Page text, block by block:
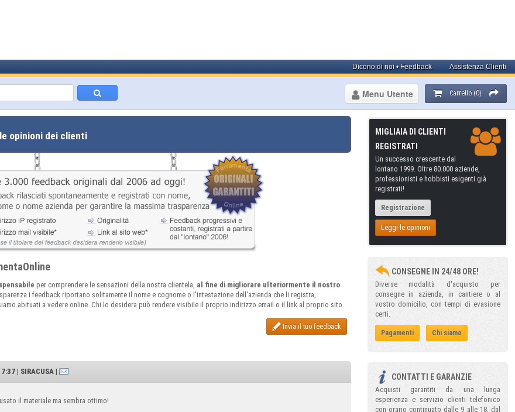
Assistenza Clienti
Dicono di noi • Feedback
Carrello (0)
Menu Utente
le opinioni dei clienti
per comprendere le sensazioni della nostra clientela, al fine di migliorare ulteriormente il nostro
i feedback riportano solitamente il nome e cognome o l'intestazione dell'azienda che li registra,
abituati a vedere online. Chi lo desidera può rendere visibile il proprio indirizzo email o il link al proprio sito
Invia il tuo feedback
| SIRACUSA |
il materiale ma sembra ottimo!
MIGLIAIA DI CLIENTI
REGISTRATI
Un successo crescente dal
lontano 1999. Oltre 80.000 aziende,
professionisti e hobbisti esigenti già
registrati!
Registrazione
Leggi le opinioni
CONSEGNE IN 24/48 ORE!
Diverse modalità d'acquisto per
consegne in azienda, in cantiere o al
vostro domicilio, con tempi di evasione
certi.
Pagamenti Chi siamo
CONTATTI E GARANZIE
Acquisti garantiti da una lunga
esperienza e servizio clienti telefonico
con orario continuato dalle 9 alle 18, dal